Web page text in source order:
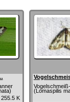
255.5 K
(Lomaspilis